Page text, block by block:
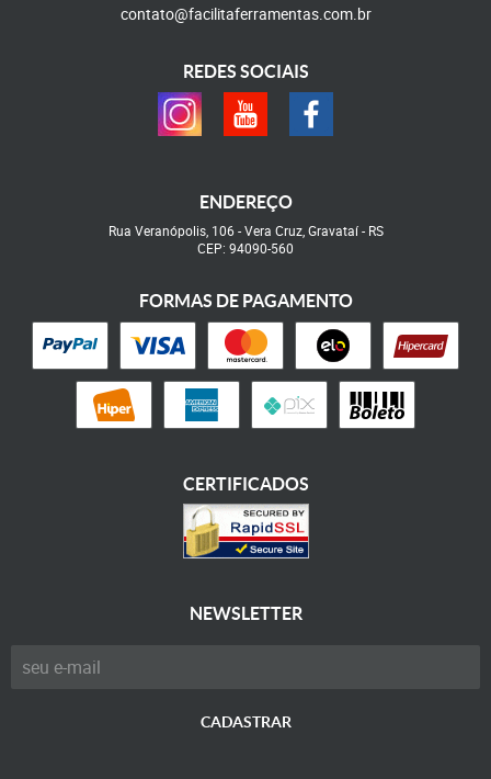
contato@facilitaferramentas.com.br
REDES SOCIAIS
ENDEREÇO
Rua Veranópolis, 106 -Vera Cruz, Gravataí- RS
CEP: 94090-560
FORMAS DE PAGAMENTO
CERTIFICADOS
NEWSLETTER
CADASTRAR